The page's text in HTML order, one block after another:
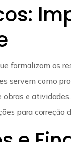
formalizam os
servem como
obras e
para correção